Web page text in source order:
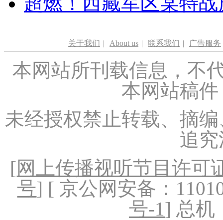
关于我们 | About us | 联系我们 | 广告服务
本网站所刊载信息，不
本网站稿
未经授权禁止转载、摘
追
[网上传播视听节目许可
号] [ 京公网安备：
号-1] 总机